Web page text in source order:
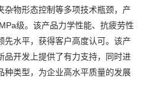
杂物形态控制等多项技术瓶颈，产
级。该产品力学性能、抗疲劳性
先水平，获得客户高度认可。该产
品开发上提供了有力支持，同时进
种类型，为企业高水平质量的发展